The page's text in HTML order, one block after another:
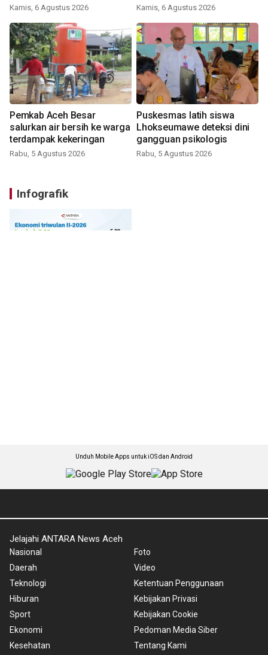
Kamis, 6 Agustus 2026 Kamis, 6 Agustus 2026
Pemkab Aceh Besar
salurkan air bersih ke warga
terdampak kekeringan
Rabu, 5 Agustus 2026
Puskesmas latih siswa
Lhokseumawe deteksi dini
gangguan psikologis
Rabu, 5 Agustus 2026
Infografik
Unduh Mobile Apps untuk iOS dan Android
Jelajahi ANTARA News Aceh
Nasional
Daerah
Teknologi
Hiburan
Sport
Ekonomi
Kesehatan
Foto
Video
Ketentuan Penggunaan
Kebijakan Privasi
Kebijakan Cookie
Pedoman Media Siber
Tentang Kami